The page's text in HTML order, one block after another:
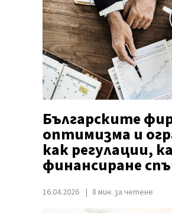
Българските
оптимизма и
как регулации,
финансиране
16.04.2026 8 мин. за четене